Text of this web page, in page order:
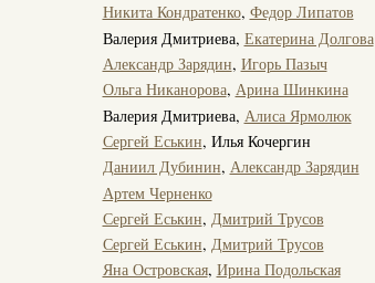
Никита Кондратенко, Федор Липатов
Валерия Дмитриева, Екатерина Долгова
Александр Зарядин, Игорь Пазыч
Ольга Никанорова, Арина Шинкина
Валерия Дмитриева, Алиса Ярмолюк
Сергей Еськин, Илья Кочергин
Даниил Дубинин, Александр Зарядин
Артем Черненко
Сергей Еськин, Дмитрий Трусов
Сергей Еськин, Дмитрий Трусов
Яна Островская, Ирина Подольская